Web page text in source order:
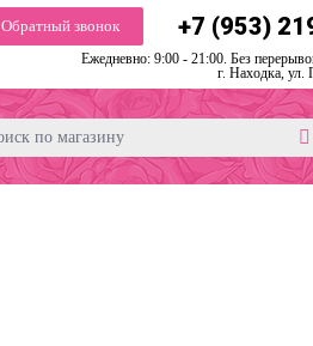
Обратный звонок +7 (953)
Ежедневно: 9:00 - 21:00. Без
г. Находка, ул.